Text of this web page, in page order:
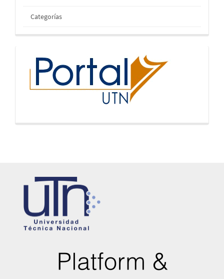
Categorías
inicio